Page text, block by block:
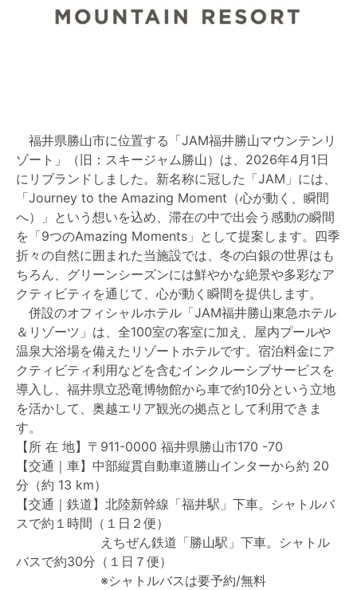
福井県勝山市に位置する「JAM福井勝山マウンテンリ
ゾート」（旧：スキージャム勝山）は、2026年4月1日
にリブランドしました。新名称に冠した「JAM」には、
「Journey to the Amazing Moment（心が動く、瞬間
へ）」という想いを込め、滞在の中で出会う感動の瞬間
を「9つのAmazing Moments」として提案します。四季
折々の自然に囲まれた当施設では、冬の白銀の世界はも
ちろん、グリーンシーズンには鮮やかな絶景や多彩なア
クティビティを通じて、心が動く瞬間を提供します。
併設のオフィシャルホテル「JAM福井勝山東急ホテル
＆リゾーツ」は、全100室の客室に加え、屋内プールや
温泉大浴場を備えたリゾートホテルです。宿泊料金にア
クティビティ利用などを含むインクルーシブサービスを
導入し、福井県立恐竜博物館から車で約10分という立地
を活かして、奥越エリア観光の拠点として利用できま
す。
【所 在 地】〒911-0000 福井県勝山市170 -70
【交通｜車】中部縦貫自動車道勝山インターから約 20
分（約 13 km）
【交通｜鉄道】北陸新幹線「福井駅」下車。シャトルバ
スで約１時間（１日２便）
えちぜん鉄道「勝山駅」下車。シャトル
バスで約30分（１日７便）
※シャトルバスは要予約/無料